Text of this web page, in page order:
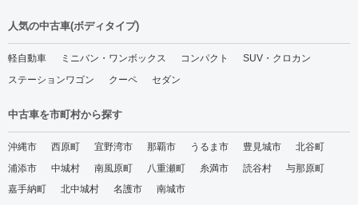
人気の中古車(ボディタイプ)
軽自動車 ミニバン・ワンボックス コンパクト
SUV・クロカン
ステーションワゴン
クーペ セダン
中古車を市町村から探す
沖縄市 西原町 宜野湾市 那覇市 うるま市 豊見城市
北谷町
浦添市
中城村 南風原町 八重瀬町 糸満市 読谷村
与那原町
嘉手納町
北中城村 名護市 南城市